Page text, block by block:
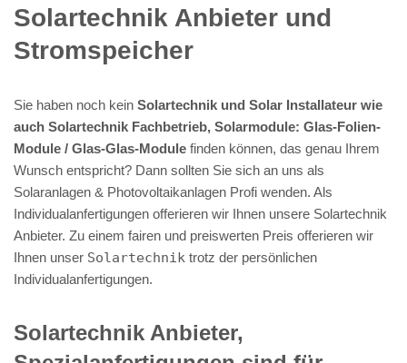
Solartechnik Anbieter und
Stromspeicher
Sie haben noch kein Solartechnik und Solar Installateur wie
auch Solartechnik Fachbetrieb, Solarmodule: Glas-Folien-
Module / Glas-Glas-Module finden können, das genau Ihrem
Wunsch entspricht? Dann sollten Sie sich an uns als
Solaranlagen & Photovoltaikanlagen Profi wenden. Als
Individualanfertigungen offerieren wir Ihnen unsere Solartechnik
Anbieter. Zu einem fairen und preiswerten Preis offerieren wir
Ihnen unser Solartechnik trotz der persönlichen
Individualanfertigungen.
Solartechnik Anbieter,